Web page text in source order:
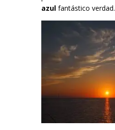
azul fantástico verdad.